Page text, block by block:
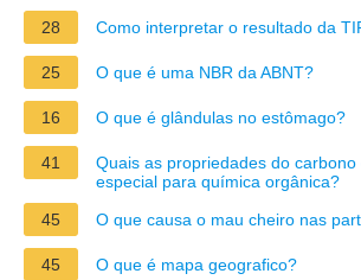
28 Como interpretar o resultado da
25 O que é uma NBR da ABNT?
16 O que é glândulas no estômago?
41
Quais as propriedades do
especial para química orgânica?
45
O que causa o mau cheiro nas
45 O que é mapa geografico?